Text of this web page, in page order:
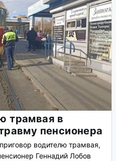
трамвая в
пенсионера
водителю трамвая,
Геннадий Лобов